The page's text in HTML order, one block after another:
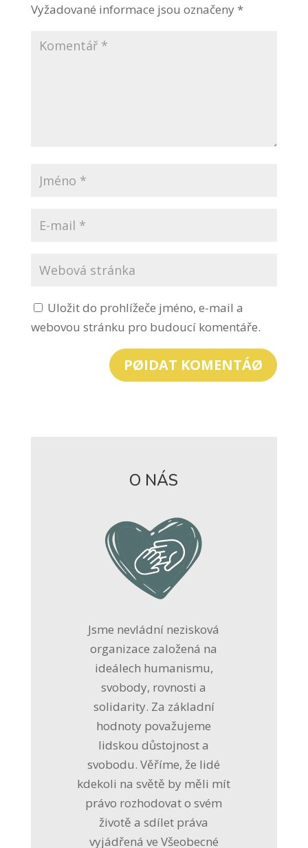
Vyžadované informace jsou označeny *
Uložit do prohlížeče jméno, e-mail a
webovou stránku pro budoucí komentáře.
PØIDAT KOMENTÁØ
O NÁS
Jsme nevládní nezisková
organizace založená na
ideálech humanismu,
svobody, rovnosti a
solidarity. Za základní
hodnoty považujeme
lidskou důstojnost a
svobodu. Věříme, že lidé
kdekoli na světě by měli mít
právo rozhodovat o svém
životě a sdílet práva
vyjádřená ve Všeobecné